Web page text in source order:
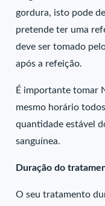
gordura, isto pode
pretende ter uma
deve ser tomado
após a refeição.
É importante tomar
mesmo horário
quantidade estável
sanguínea.
Duração do
O seu tratamento